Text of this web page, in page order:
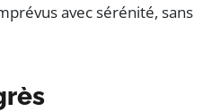
avec sérénité, sans